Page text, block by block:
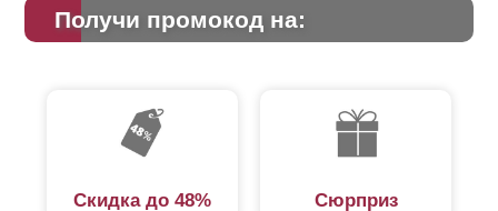
Получи промокод на:
Скидка до 48% Сюрприз